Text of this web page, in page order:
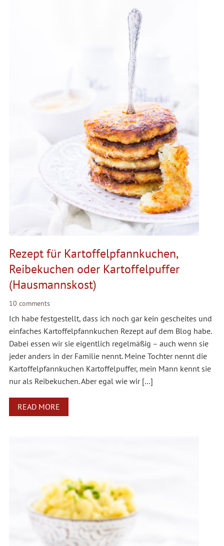
Rezept für Kartoffelpfannkuchen,
Reibekuchen oder Kartoffelpuffer
(Hausmannskost)
10 comments
Ich habe festgestellt, dass ich noch gar kein gescheites und
einfaches Kartoffelpfannkuchen Rezept auf dem Blog habe.
Dabei essen wir sie eigentlich regelmäßig – auch wenn sie
jeder anders in der Familie nennt. Meine Tochter nennt die
Kartoffelpfannkuchen Kartoffelpuffer, mein Mann kennt sie
nur als Reibekuchen. Aber egal wie wir […]
READ MORE